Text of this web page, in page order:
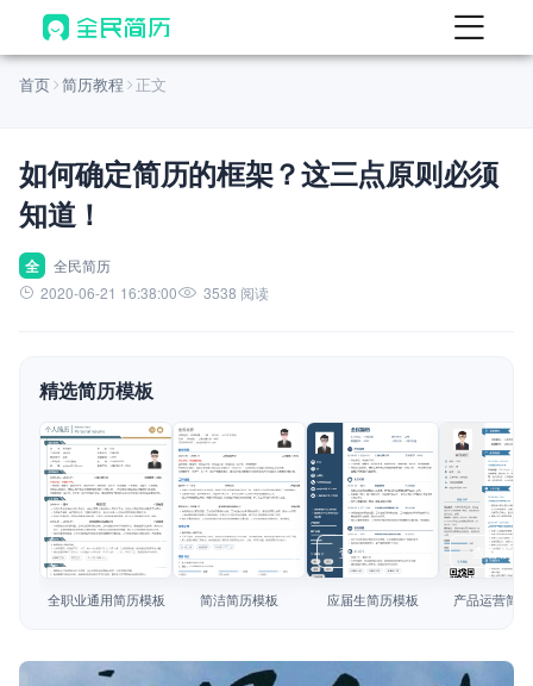
首页
AI 生成简历
AI 翻译简历
AI 诊断简历
面试自我介绍
AI 职场工具 New
简历模板
简历教程
首页 简历教程 正文
如何确定简历的框架？这三点原则必须
知道！
全
全民简历
2020-06-21 16:38:00
3538 阅读
精选简历模板
查看模板
全职业通用简历模板
查看模板
简洁简历模板
查看模板
应届生简历模板
查看模板
产品运营简